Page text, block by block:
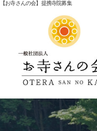
【お寺さんの会】提携寺院募集